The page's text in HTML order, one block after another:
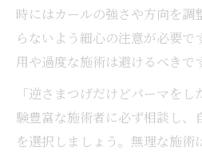
時にはカールの強さや方向を調
らないよう細心の注意が必要で
用や過度な施術は避けるべきです
「逆さまつげだけどパーマを
験豊富な施術者に必ず相談し、
を選択しましょう。無理な施術